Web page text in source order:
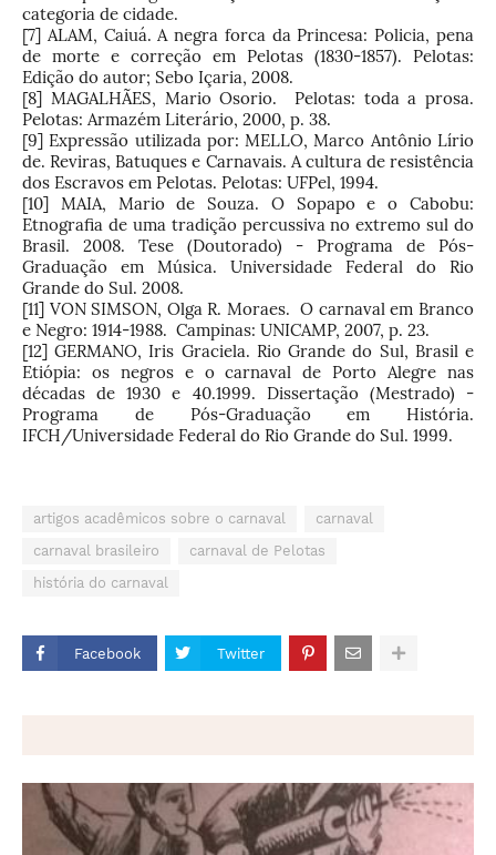
categoria de cidade.
[7] ALAM, Caiuá. A negra forca da Princesa: Policia, pena
de morte e correção em Pelotas (1830-1857). Pelotas:
Edição do autor; Sebo Içaria, 2008.
[8] MAGALHÃES, Mario Osorio. Pelotas: toda a prosa.
Pelotas: Armazém Literário, 2000, p. 38.
[9] Expressão utilizada por: MELLO, Marco Antônio Lírio
de. Reviras, Batuques e Carnavais. A cultura de resistência
dos Escravos em Pelotas. Pelotas: UFPel, 1994.
[10] MAIA, Mario de Souza. O Sopapo e o Cabobu:
Etnografia de uma tradição percussiva no extremo sul do
Brasil. 2008. Tese (Doutorado) - Programa de Pós-
Graduação em Música. Universidade Federal do Rio
Grande do Sul. 2008.
[11] VON SIMSON, Olga R. Moraes. O carnaval em Branco
e Negro: 1914-1988. Campinas: UNICAMP, 2007, p. 23.
[12] GERMANO, Iris Graciela. Rio Grande do Sul, Brasil e
Etiópia: os negros e o carnaval de Porto Alegre nas
décadas de 1930 e 40.1999. Dissertação (Mestrado) -
Programa de Pós-Graduação em História.
IFCH/Universidade Federal do Rio Grande do Sul. 1999.
artigos acadêmicos sobre o carnaval
carnaval
carnaval brasileiro
carnaval de Pelotas
história do carnaval
Facebook Twitter